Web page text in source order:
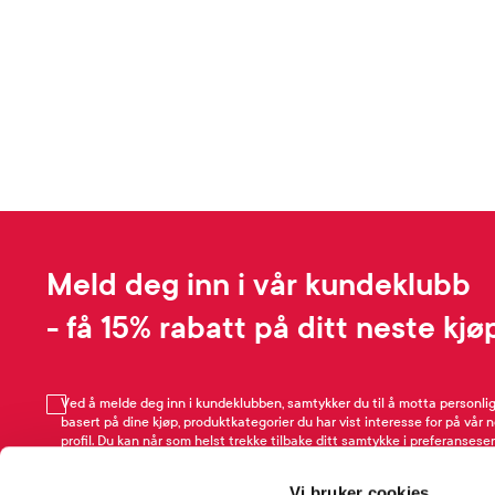
Meld deg inn i vår kundeklubb
- få 15% rabatt på ditt neste
Ved å melde deg inn i kundeklubben, samtykker du til å motta
basert på dine kjøp, produktkategorier du har vist interesse for på vår
profil. Du kan når som helst trekke tilbake ditt samtykke i